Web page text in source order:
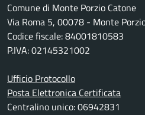
Comune di Monte Porzio Catone
Via Roma 5, 00078 - Monte
Codice fiscale: 84001810583
P.IVA: 02145321002
Ufficio Protocollo
Posta Elettronica Certificata
Centralino unico: 06942831